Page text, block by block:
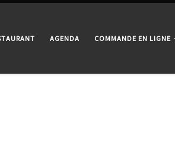
AGENDA COMMANDE EN LIGNE